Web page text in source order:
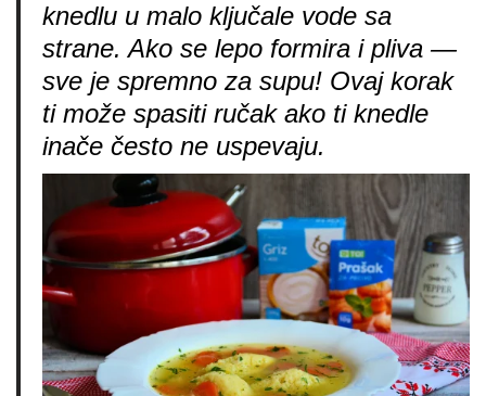
knedlu u malo ključale vode sa
strane. Ako se lepo formira i pliva —
sve je spremno za supu! Ovaj korak
ti može spasiti ručak ako ti knedle
inače često ne uspevaju.